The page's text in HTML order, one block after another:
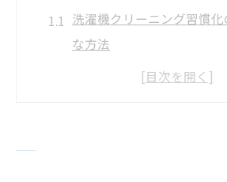
洗濯機クリーニング習慣
な方法
洗濯機メンテナンスパック